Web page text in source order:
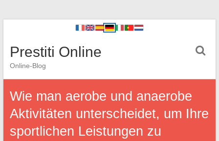
Prestiti Online
Online-Blog
Wie man aerobe und anaerobe
Aktivitäten unterscheidet, um Ihre
sportlichen Leistungen zu